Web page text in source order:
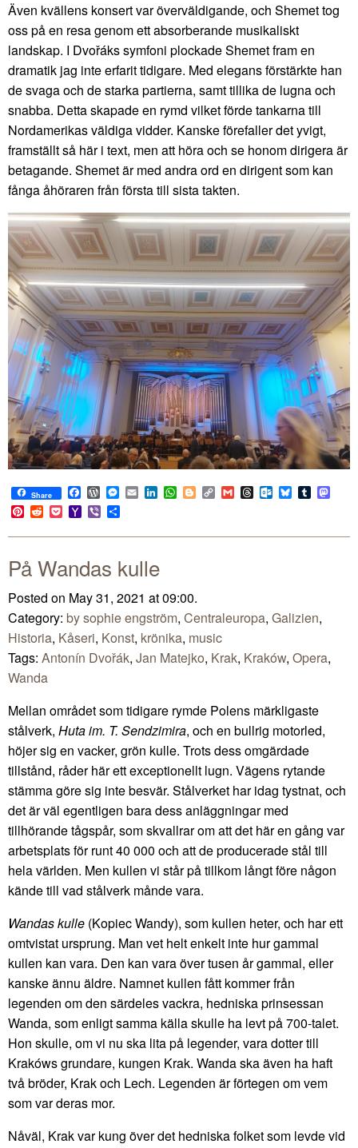
Även kvällens konsert var överväldigande, och Shemet tog
oss på en resa genom ett absorberande musikaliskt
landskap. I Dvořáks symfoni plockade Shemet fram en
dramatik jag inte erfarit tidigare. Med elegans förstärkte han
de svaga och de starka partierna, samt tillika de lugna och
snabba. Detta skapade en rymd vilket förde tankarna till
Nordamerikas väldiga vidder. Kanske förefaller det yvigt,
framställt så här i text, men att höra och se honom dirigera är
betagande. Shemet är med andra ord en dirigent som kan
fånga åhöraren från första till sista takten.
Share Facebook
WordPress
Messenger
EmailLinkedIn
WhatsApp
BloggerCopy
Link
GmailThreadsOutlook.com
BlueskyTumblr
Pinterest
RedditPocketYahoo
Mail
Viber
På Wandas kulle
Posted on May 31, 2021 at 09:00.
Category: by sophie engström, Centraleuropa, Galizien,
Historia, Kåseri, Konst, krönika, music
Tags: Antonín Dvořák, Jan Matejko, Krak, Kraków, Opera,
Wanda
Mellan området som tidigare rymde Polens märkligaste
stålverk, Huta im. T. Sendzimira, och en bullrig motorled,
höjer sig en vacker, grön kulle. Trots dess omgärdade
tillstånd, råder här ett exceptionellt lugn. Vägens rytande
stämma göre sig inte besvär. Stålverket har idag tystnat, och
det är väl egentligen bara dess anläggningar med
tillhörande tågspår, som skvallrar om att det här en gång var
arbetsplats för runt 40 000 och att de producerade stål till
hela världen. Men kullen vi står på tillkom långt före någon
kände till vad stålverk månde vara.
Wandas kulle (Kopiec Wandy), som kullen heter, och har ett
omtvistat ursprung. Man vet helt enkelt inte hur gammal
kullen kan vara. Den kan vara över tusen år gammal, eller
kanske ännu äldre. Namnet kullen fått kommer från
legenden om den särdeles vackra, hedniska prinsessan
Wanda, som enligt samma källa skulle ha levt på 700-talet.
Hon skulle, om vi nu ska lita på legender, vara dotter till
Krakóws grundare, kungen Krak. Wanda ska även ha haft
två bröder, Krak och Lech. Legenden är förtegen om vem
som var deras mor.
Nåväl, Krak var kung över det hedniska folket som levde vid